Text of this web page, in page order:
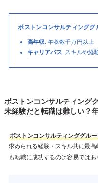
ボストンコンサルティンググ
高年収: 年収数千万円以上
キャリアパス: スキルや経
ボストンコンサルティング
未経験だと転職は難しい？
ボストンコンサルティンググル
求められる経験・スキル共に最
も転職に成功するのは容易ではあ